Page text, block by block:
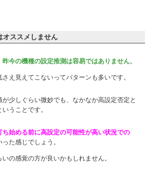
オススメしません
昨今の機種の設定推測は容易ではありません。
え見えてこないってパターンも多いです。
少しぐらい微妙でも、なかなか高設定否定と
うことです。
始める前に高設定の可能性が高い状況での
った感じでしょう。
の感覚の方が良いかもしれません。